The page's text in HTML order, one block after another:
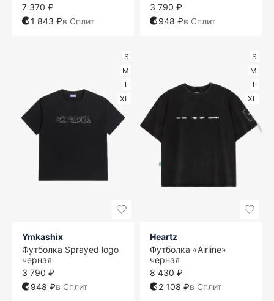
7 370 ₽
1 843 ₽в Сплит
3 790 ₽
948 ₽в Сплит
S
M
L
XL
Ymkashix
Футболка Sprayed logo
черная
3 790 ₽
948 ₽в Сплит
S
M
L
XL
Heartz
Футболка «Airline»
черная
8 430 ₽
2 108 ₽в Сплит